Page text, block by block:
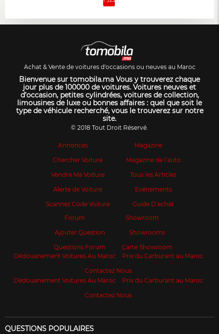
Achat & Vente de voitures d'occasions ou neuves au Maroc
Bienvenue sur tomobila.ma Vous y trouverez chaque
jour plus de 100000 de voitures. Voitures neuves et
d’occasion, petites cylindrées, voitures de collection,
limousines de luxe ou bonnes affaires : quel que soit le
type de véhicule recherché, vous le trouverez sur notre
site.
© 2018 Tout Droit Réservé.
Annonces
Chercher Voiture
Vendre Ma Voiture
Alerte de Voiture
Scannez Code Voiture
Magazine
Magazine de l’auto
Tous les Articles
Evénements
Guide D’achat
Forum
Ajouter Question
Questions Forum
Showroom
Showrooms
Carte Showroom
Dédouanement Voitures Au Maroc
Prix du Carburant au Maroc
Contactez Nous
Dédouanement Voitures Au Maroc
Prix du Carburant au Maroc
Contactez Nous
QUESTIONS POPULAIRES